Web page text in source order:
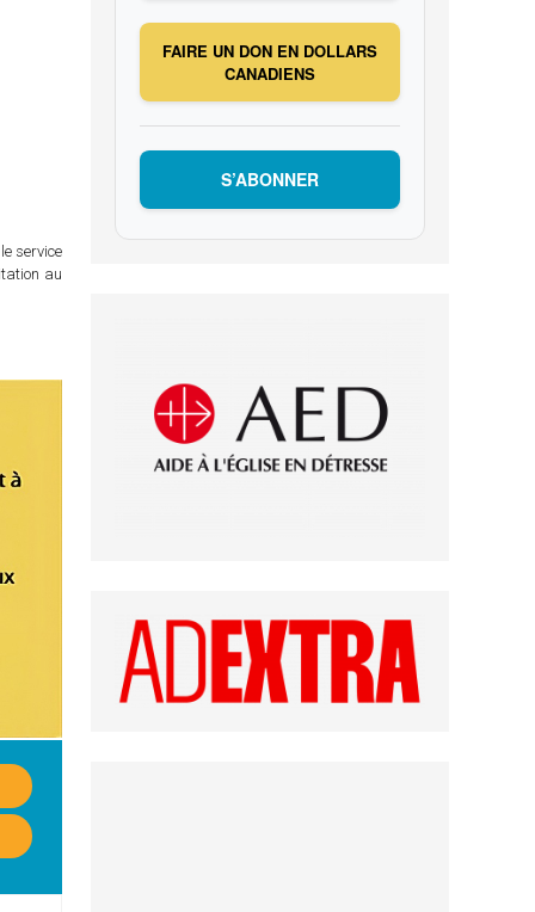
service
au
FAIRE UN DON EN DOLLARS
CANADIENS
S’ABONNER